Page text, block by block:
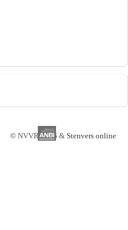
© NVVR 2026 & Stenvers online